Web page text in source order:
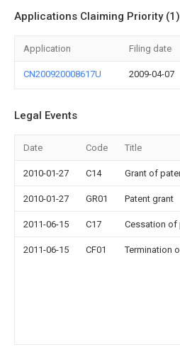
Applications Claiming Priority (1)
Application Filing date
CN200920008617U 2009-04-07
Legal Events
Date Code Title
2010-01-27 C14 Grant of
2010-01-27 GR01 Patent grant
2011-06-15 C17 Cessation of
2011-06-15 CF01 Termination